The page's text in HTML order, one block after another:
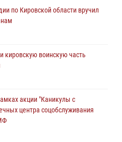
подозреваемого в грабеже
войск
войск национальной гвардии
по Кировской области вручил
кировскую воинскую часть
акции "Каникулы с
центра соцобслуживания